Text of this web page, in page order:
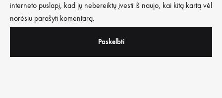
interneto puslapį, kad jų nebereiktų įvesti iš naujo, kai kitą kartą vėl
norėsiu parašyti komentarą.